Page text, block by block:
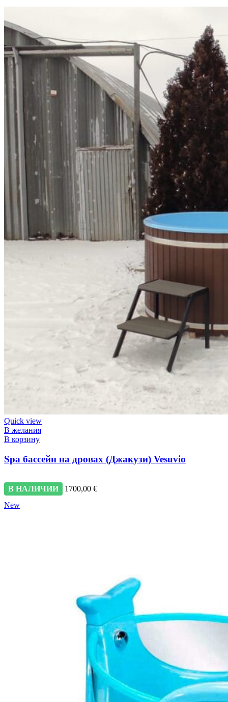
Quick view
В желания
В корзину
Spa бассейн на дровах (Джакузи) Vesuvio
В НАЛИЧИИ 1700,00 €
New